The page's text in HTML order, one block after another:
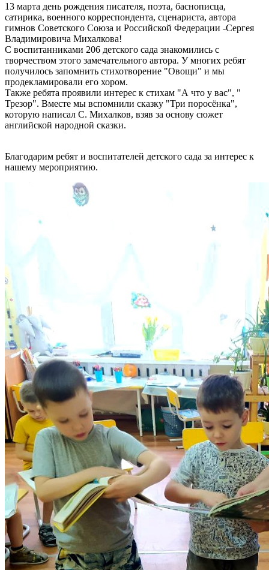
13 марта день рождения писателя, поэта, баснописца,
сатирика, военного корреспондента, сценариста, автора
гимнов Советского Союза и Российской Федерации -Сергея
Владимировича Михалкова!
С воспитанниками 206 детского сада знакомились с
творчеством этого замечательного автора. У многих ребят
получилось запомнить стихотворение "Овощи" и мы
продекламировали его хором.
Также ребята проявили интерес к стихам "А что у вас", "
Трезор". Вместе мы вспомнили сказку "Три поросёнка",
которую написал С. Михалков, взяв за основу сюжет
английской народной сказки.
Благодарим ребят и воспитателей детского сада за интерес к
нашему мероприятию.